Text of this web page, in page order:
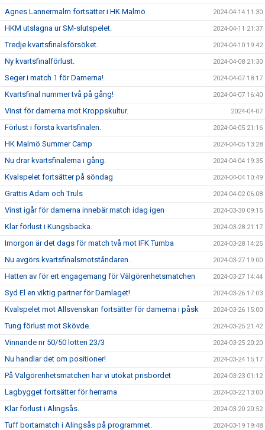
Agnes Lannermalm fortsätter i HK Malmö 2024-04-14 11:30
HKM utslagna ur SM-slutspelet. 2024-04-11 21:37
Tredje kvartsfinalsförsöket. 2024-04-10 19:42
Ny kvartsfinalförlust. 2024-04-08 21:30
Seger i match 1 för Damerna! 2024-04-07 18:17
Kvartsfinal nummer två på gång! 2024-04-07 16:40
Vinst för damerna mot Kroppskultur. 2024-04-07
Förlust i första kvartsfinalen. 2024-04-05 21:16
HK Malmö Summer Camp 2024-04-05 13:28
Nu drar kvartsfinalerna i gång. 2024-04-04 19:35
Kvalspelet fortsätter på söndag 2024-04-04 10:49
Grattis Adam och Truls 2024-04-02 06:08
Vinst igår för damerna innebär match idag igen 2024-03-30 09:15
Klar förlust i Kungsbacka. 2024-03-28 21:17
Imorgon är det dags för match två mot IFK Tumba 2024-03-28 14:25
Nu avgörs kvartsfinalsmotståndaren. 2024-03-27 19:00
Hatten av för ert engagemang för Välgörenhetsmatchen 2024-03-27 14:44
Syd El en viktig partner för Damlaget! 2024-03-26 17:03
Kvalspelet mot Allsvenskan fortsätter för damerna i påsk 2024-03-26 15:00
Tung förlust mot Skövde. 2024-03-25 21:42
Vinnande nr 50/50 lotteri 23/3 2024-03-25 20:20
Nu handlar det om positioner! 2024-03-24 15:17
På Välgörenhetsmatchen har vi utökat prisbordet 2024-03-23 01:12
Lagbygget fortsätter för herrarna 2024-03-22 13:00
Klar förlust i Alingsås. 2024-03-20 20:52
Tuff bortamatch i Alingsås på programmet. 2024-03-19 19:48